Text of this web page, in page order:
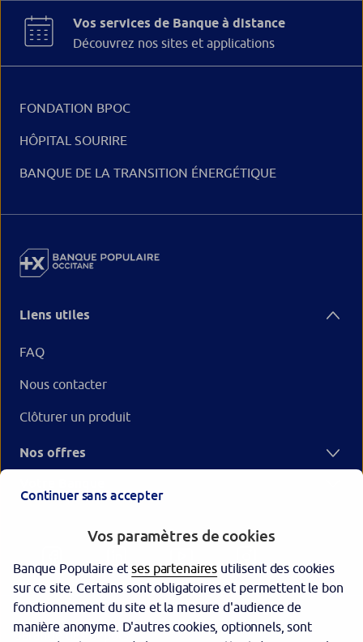
Vos services de Banque à distance
Découvrez nos sites et applications
FONDATION BPOC
HÔPITAL SOURIRE
BANQUE DE LA TRANSITION ÉNERGÉTIQUE
Liens utiles
FAQ
Nous contacter
Clôturer un produit
Nos offres
Garantie des dépôts
Continuer sans accepter
Vos paramètres de cookies
Banque Populaire etses partenaires utilisent des cookies
sur ce site. Certains sont obligatoires et permettent le bon
fonctionnement du site et la mesure d'audience de
manière anonyme. D'autres cookies, optionnels, sont